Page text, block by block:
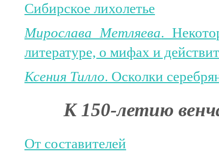
Сибирское лихолетье
Мирослава Метляева.
литературе, о мифах и
Ксения Тилло. Осколки
К 150-летию
От составителей